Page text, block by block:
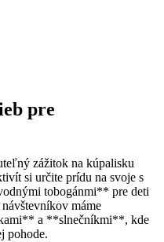
pre
zážitok na kúpalisku
si určite prídu na svoje s
tobogánmi** pre deti
máme
a **slnečníkmi**, kde
pohode.